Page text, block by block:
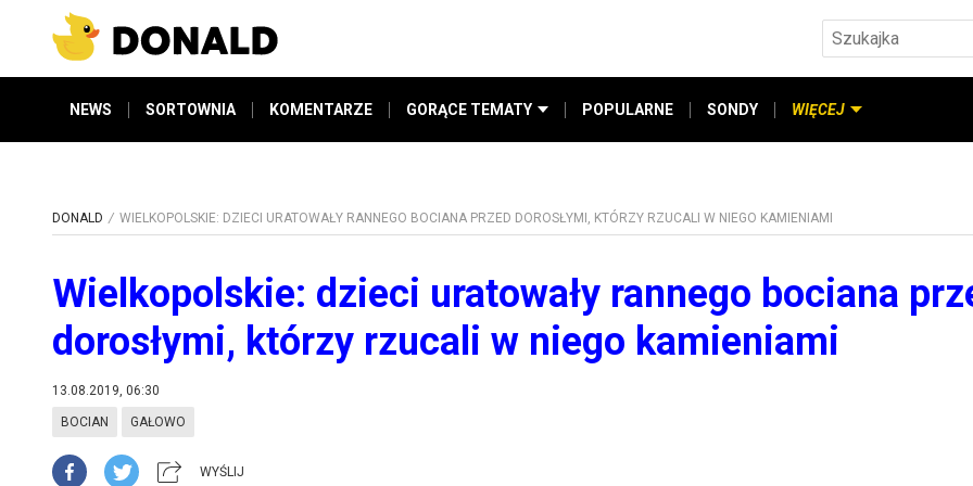
NEWS SORTOWNIA KOMENTARZE GORĄCE TEMATY POPULARNE SONDY WIĘCEJ
DONALD WIELKOPOLSKIE: DZIECI URATOWAŁY RANNEGO BOCIANA PRZED DOROSŁYMI, KTÓRZY RZUCALI W NIEGO KAMIENIAMI
Wielkopolskie: dzieci uratowały rannego bociana
dorosłymi, którzy rzucali w niego kamieniami
13.08.2019, 06:30
BOCIAN GAŁOWO
WYŚLIJ